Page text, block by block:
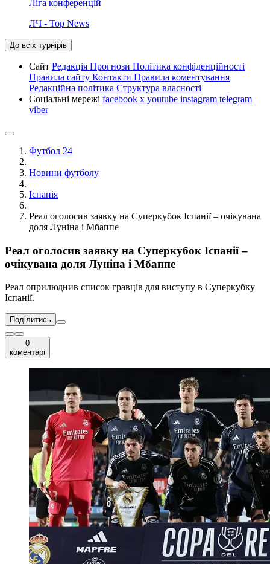
Ліга конференцій
ЛЧ - Top News
До всіх турнірів
Сайт Редакція Прогнози Політика конфіденційності
Правила сайту Контакти Правила коментування
Редакційна політика Структура власності
Соціальні мережі facebook x youtube instagram telegram
viber
Футбол 24
Новини футболу
Іспанія
Реал оголосив заявку на Суперкубок Іспанії – очікувана
доля Луніна і Мбаппе
Реал оголосив заявку на Суперкубок Іспанії –
очікувана доля Луніна і Мбаппе
Реал оприлюднив список гравців для виступу в Суперкубку
Іспанії.
Поділитись
0
коментарі